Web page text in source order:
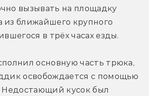
вызывать на площадку
из ближайшего крупного
в трёх часах езды.
основную часть трюка,
освобождается с помощью
Недостающий кусок был